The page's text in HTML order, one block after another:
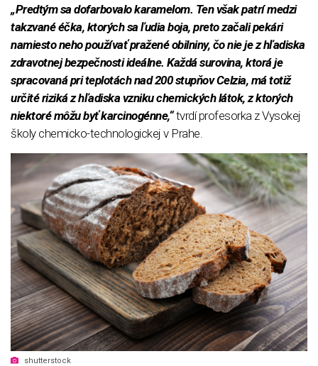
„Predtým sa dofarbovalo karamelom. Ten však patrí medzi
takzvané éčka, ktorých sa ľudia boja, preto začali pekári
namiesto neho používať pražené obilniny, čo nie je z hľadiska
zdravotnej bezpečnosti ideálne. Každá surovina, ktorá je
spracovaná pri teplotách nad 200 stupňov Celzia, má totiž
určité riziká z hľadiska vzniku chemických látok, z ktorých
niektoré môžu byť karcinogénne,“tvrdí profesorka z Vysokej
školy chemicko-technologickej v Prahe.
shutterstock